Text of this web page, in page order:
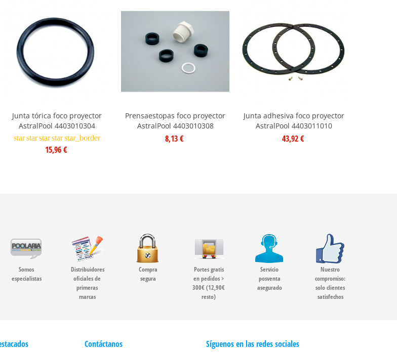
Junta tórica foco proyector
AstralPool 4403010304
star star star star star_border
15,96 €
Prensaestopas foco proyector
AstralPool 4403010308
8,13 €
Junta adhesiva foco proyector
AstralPool 4403011010
43,92 €
Somos
especialistas
Distribuidores
oficiales de
primeras
marcas
Compra
segura
Portes gratis
en pedidos >
300€ (12,90€
resto)
Servicio
posventa
asegurado
Nuestro
compromiso:
solo clientes
satisfechos
Contáctanos Síguenos en las redes sociales